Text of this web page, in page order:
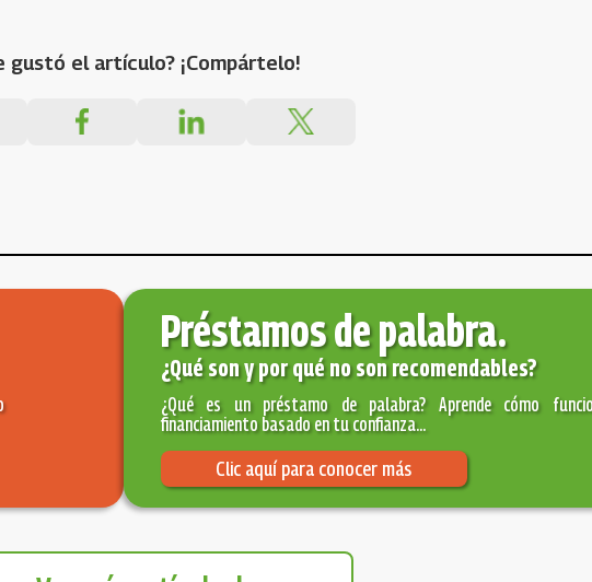
gustó el artículo? ¡Compártelo!
Préstamos de palabra.
¿Qué son y por qué no son recomendables?
¿Qué es un préstamo de palabra? Aprende cómo
financiamiento basado en tu confianza...
Clic aquí para conocer más